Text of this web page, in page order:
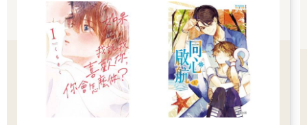
「可別誤判了時機。」
「遵旨。那麼，敝人會一如計畫那樣開始採取行動。」
再次朝男子行禮致意後，青年帶著輕巧的腳步聲離開。
寂靜再次籠罩了寬廣的宴客廳。